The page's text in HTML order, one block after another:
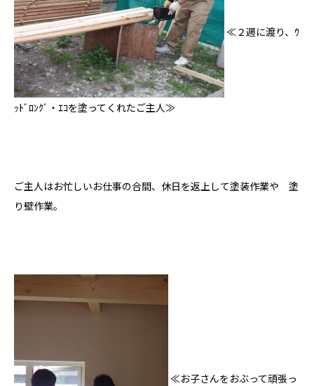
≪２週に渡り、ｳ
ｯﾄﾞﾛﾝｸﾞ・ｴｺを塗ってくれたご主人≫
ご主人はお忙しいお仕事の合間、休日を返上して塗装作業や 塗
り壁作業。
≪お子さんをおぶって頑張っ